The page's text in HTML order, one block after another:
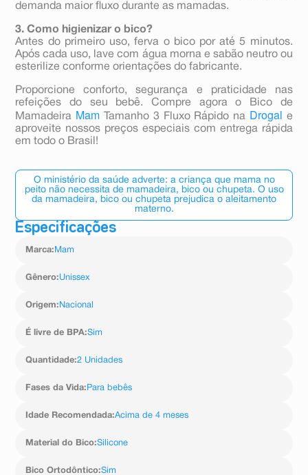
demanda maior fluxo durante as mamadas.
3. Como higienizar o bico?
Antes do primeiro uso, ferva o bico por até 5 minutos.
Após cada uso, lave com água morna e sabão neutro ou
esterilize conforme orientações do fabricante.
Proporcione conforto, segurança e praticidade nas
refeições do seu bebê. Compre agora o Bico de
Mamadeira Mam Tamanho 3 Fluxo Rápido na Drogal e
aproveite nossos preços especiais com entrega rápida
em todo o Brasil!
O ministério da saúde adverte: a criança que mama no
peito não necessita de mamadeira, bico ou chupeta. O uso
da mamadeira, bico ou chupeta prejudica o aleitamento
materno.
Especificações
Marca: Mam
Gênero:Unissex
Origem: Nacional
É livre de BPA:Sim
Quantidade:2 Unidades
Fases da Vida: Para bebês
Idade Recomendada:Acima de 4 meses
Material do Bico:Silicone
Bico Ortodôntico:Sim